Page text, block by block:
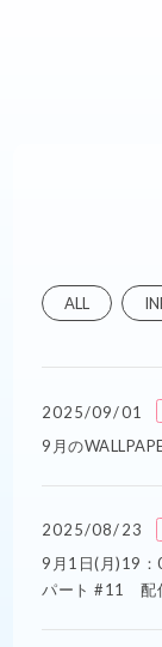
ALL
2025/09/01
9月の
2025/08/23
9月1日(月)19：
パート #11 配